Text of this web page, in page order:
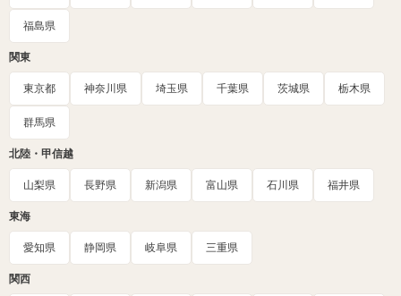
福島県
関東
東京都 神奈川県 埼玉県 千葉県 茨城県 栃木県
群馬県
北陸・甲信越
山梨県 長野県 新潟県 富山県 石川県 福井県
東海
愛知県 静岡県 岐阜県 三重県
関西